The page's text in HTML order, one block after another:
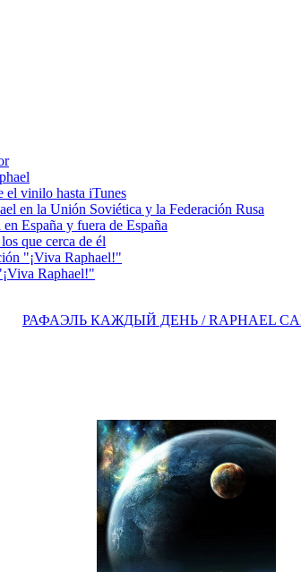
el vinilo hasta iTunes
en la Unión Soviética y la Federación Rusa
España y fuera de España
que cerca de él
"¡Viva Raphael!"
Raphael!"
РАФАЭЛЬ КАЖДЫЙ ДЕНЬ / RAPHAEL